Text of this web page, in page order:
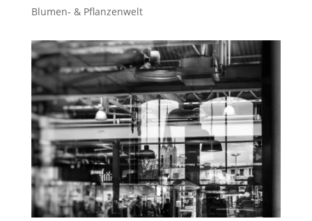
Blumen- & Pflanzenwelt